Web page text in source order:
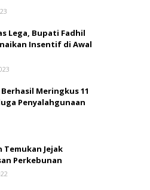
Lega, Bupati Fadhil
Insentif di Awal
Meringkus 11
Penyalahgunaan
Temukan Jejak
Perkebunan